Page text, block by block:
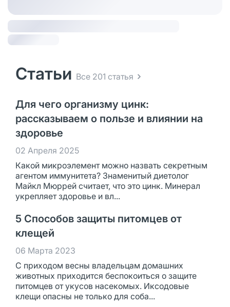
Статьи Все 201 статья
Для чего организму цинк:
рассказываем о пользе и влиянии на
здоровье
02 Апреля 2025
Какой микроэлемент можно назвать секретным
агентом иммунитета? Знаменитый диетолог
Майкл Мюррей считает, что это цинк. Минерал
укрепляет здоровье и вл...
5 Способов защиты питомцев от
клещей
06 Марта 2023
С приходом весны владельцам домашних
животных приходится беспокоиться о защите
питомцев от укусов насекомых. Иксодовые
клещи опасны не только для соба...